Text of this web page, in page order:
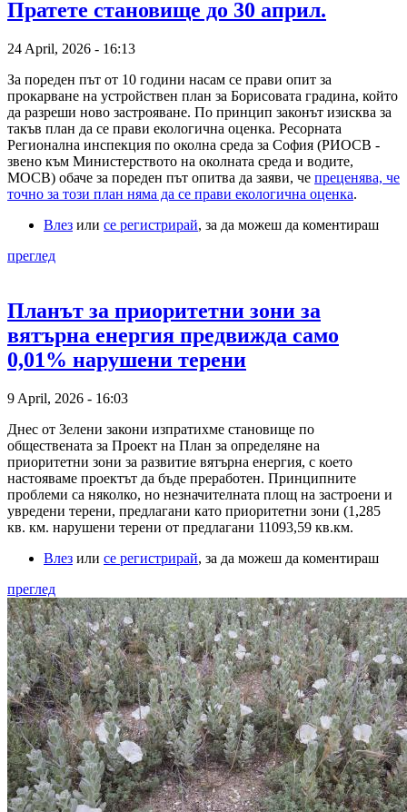
Пратете становище до 30 април.
24 April, 2026 - 16:13
За пореден път от 10 години насам се прави опит за
прокарване на устройствен план за Борисовата градина, който
да разреши ново застрояване. По принцип законът изисква за
такъв план да се прави екологична оценка. Ресорната
Регионална инспекция по околна среда за София (РИОСВ -
звено към Министерството на околната среда и водите,
МОСВ) обаче за пореден път опитва да заяви, че преценява, че
точно за този план няма да се прави екологична оценка.
Влез или се регистрирай, за да можеш да коментираш
преглед
Планът за приоритетни зони за
вятърна енергия предвижда само
0,01% нарушени терени
9 April, 2026 - 16:03
Днес от Зелени закони изпратихме становище по
обществената за Проект на План за определяне на
приоритетни зони за развитие вятърна енергия, с което
настояваме проектът да бъде преработен. Принципните
проблеми са няколко, но незначителната площ на застроени и
увредени терени, предлагани като приоритетни зони (1,285
кв. км. нарушени терени от предлагани 11093,59 кв.км.
Влез или се регистрирай, за да можеш да коментираш
преглед